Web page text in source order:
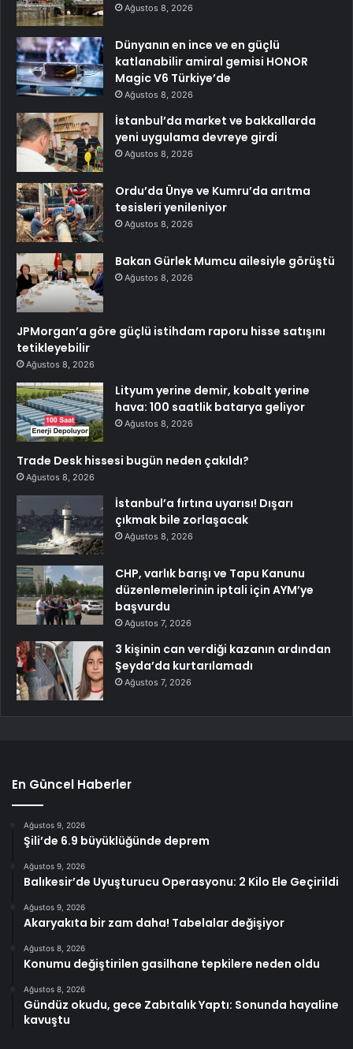
Ağustos 8, 2026
Dünyanın en ince ve en güçlü
katlanabilir amiral gemisi HONOR
Magic V6 Türkiye’de
Ağustos 8, 2026
İstanbul’da market ve bakkallarda
yeni uygulama devreye girdi
Ağustos 8, 2026
Ordu’da Ünye ve Kumru’da arıtma
tesisleri yenileniyor
Ağustos 8, 2026
Bakan Gürlek Mumcu ailesiyle görüştü
Ağustos 8, 2026
JPMorgan’a göre güçlü istihdam raporu hisse satışını
tetikleyebilir
Ağustos 8, 2026
Lityum yerine demir, kobalt yerine
hava: 100 saatlik batarya geliyor
Ağustos 8, 2026
Trade Desk hissesi bugün neden çakıldı?
Ağustos 8, 2026
İstanbul’a fırtına uyarısı! Dışarı
çıkmak bile zorlaşacak
Ağustos 8, 2026
CHP, varlık barışı ve Tapu Kanunu
düzenlemelerinin iptali için AYM’ye
başvurdu
Ağustos 7, 2026
3 kişinin can verdiği kazanın ardından
Şeyda’da kurtarılamadı
Ağustos 7, 2026
En Güncel Haberler
Ağustos 9, 2026
Şili’de 6.9 büyüklüğünde deprem
Ağustos 9, 2026
Balıkesir’de Uyuşturucu Operasyonu: 2 Kilo Ele Geçirildi
Ağustos 9, 2026
Akaryakıta bir zam daha! Tabelalar değişiyor
Ağustos 8, 2026
Konumu değiştirilen gasilhane tepkilere neden oldu
Ağustos 8, 2026
Gündüz okudu, gece Zabıtalık Yaptı: Sonunda hayaline
kavuştu